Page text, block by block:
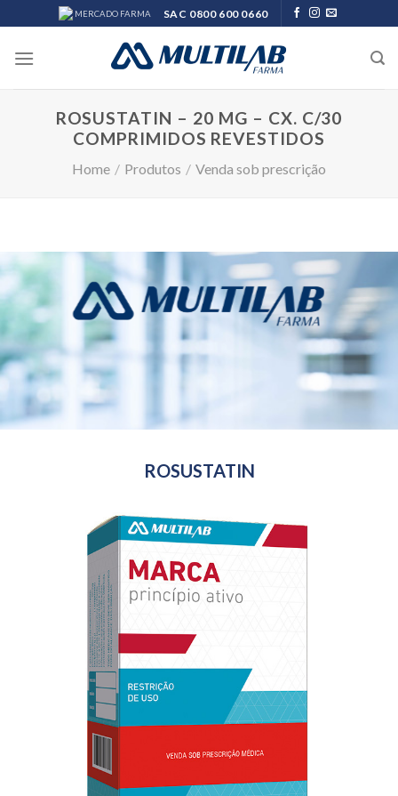
to
content
MERCADO FARMA SAC 0800 600 0660
ROSUSTATIN – 20 MG – CX. C/30
COMPRIMIDOS REVESTIDOS
Home / Produtos / Venda sob prescrição
ROSUSTATIN